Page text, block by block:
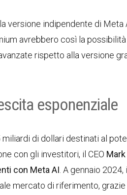
versione indipendente di Meta
avrebbero così la
rispetto alla versione
esponenziale
di dollari destinati al
con gli investitori, il CEO
con Meta AI . A gennaio
mercato di riferimento,